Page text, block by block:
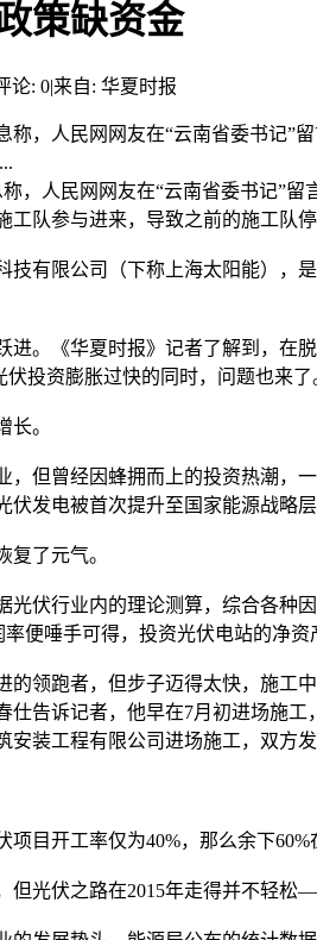
策缺资金
论: 0|来自: 华夏时报
称，人民网网友在“云南省委书记”
人民网网友在“云南省委书记”留
队参与进来，导致之前的施工队停
限公司（下称上海太阳能），
《华夏时报》记者了解到，在脱
投资膨胀过快的同时，问题也来
。
曾经因蜂拥而上的投资热潮，
伏发电被首次提升至国家能源战略
了元气。
行业内的理论测算，综合各种因
便唾手可得，投资光伏电站的净资
跑者，但步子迈得太快，施工
告诉记者，他早在7月初进场施
装工程有限公司进场施工，双方发
开工率仅为40%，那么余下60%
光伏之路在2015年走得并不轻松